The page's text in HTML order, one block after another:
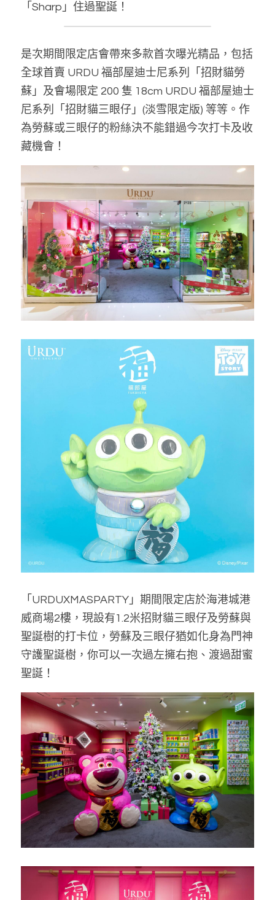
「Sharp」住過聖誕！
是次期間限定店會帶來多款首次曝光精品 ， 包括
全球首賣 URDU 福部屋迪士尼系列「招財貓勞
蘇」及會場限定 200 隻 18cm URDU 福部屋迪士
尼系列「招財貓三眼仔」(淡雪限定版) 等等。作
為勞蘇或三眼仔的粉絲決不能錯過今次打卡及收
藏機會！
「URDUXMASPARTY」期間限定店於海港城港
威商場2樓，現設有1.2米招財貓三眼仔及勞蘇與
聖誕樹的打卡位，勞蘇及三眼仔猶如化身為門神
守護聖誕樹，你可以一次過左擁右抱、渡過甜蜜
聖誕！